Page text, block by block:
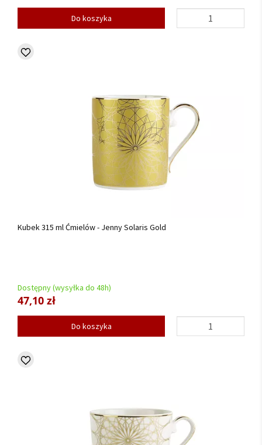
Do koszyka
Kubek 315 ml Ćmielów - Jenny Solaris Gold
Dostępny (wysyłka do 48h)
47,10 zł
Do koszyka